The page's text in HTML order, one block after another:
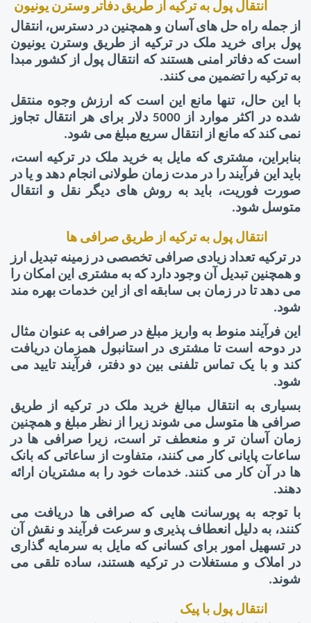
انتقال پول به ترکیه از طریق دفاتر وسترن یونیون
از جمله راه حل های آسان و همچنین در دسترس، انتقال
پول برای خرید ملک در ترکیه از طریق وسترن یونیون
است که دفاتر امنی هستند که انتقال پول از کشور مبدا
به ترکیه را تضمین می کنند.
با این حال، تنها مانع این است که ارزش وجوه منتقل
شده در اکثر موارد از 5000 دلار برای هر انتقال تجاوز
نمی کند که مانع از انتقال سریع مبلغ می شود.
بنابراین، مشتری که مایل به خرید ملک در ترکیه است،
باید این فرآیند را در مدت زمان طولانی انجام دهد و یا در
صورت فوریت، باید به روش های دیگر نقل و انتقال
متوسل شود.
انتقال پول به ترکیه از طریق صرافی ها
در ترکیه تعداد زیادی صرافی تخصصی در زمینه تبدیل ارز
و همچنین تبدیل آن وجود دارد که به مشتری این امکان را
می دهد تا در زمان بی سابقه ای از این خدمات بهره مند
شود.
این فرآیند منوط به واریز مبلغ در صرافی به عنوان مثال
در دوحه است تا مشتری در استانبول همزمان دریافت
کند و با یک تماس تلفنی بین دو دفتر، فرآیند تایید می
شود.
بسیاری به انتقال مبالغ خرید ملک در ترکیه از طریق
صرافی ها متوسل می شوند زیرا از نظر مبلغ و همچنین
زمان آسان تر و منعطف تر است، زیرا صرافی ها در
ساعات پایانی کار می کنند، متفاوت از ساعاتی که بانک
ها در آن کار می کنند. خدمات خود را به مشتریان ارائه
دهند.
با توجه به پورسانت هایی که صرافی ها دریافت می
کنند، به دلیل انعطاف پذیری و سرعت فرآیند و نقش آن
در تسهیل امور برای کسانی که مایل به سرمایه گذاری
در املاک و مستغلات در ترکیه هستند، ساده تلقی می
شوند.
انتقال پول با پیک